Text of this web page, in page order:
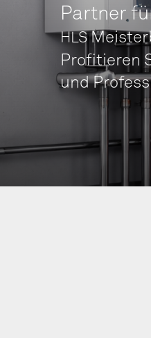
Part­ner
HLS
Pro­fi­tie­ren
und